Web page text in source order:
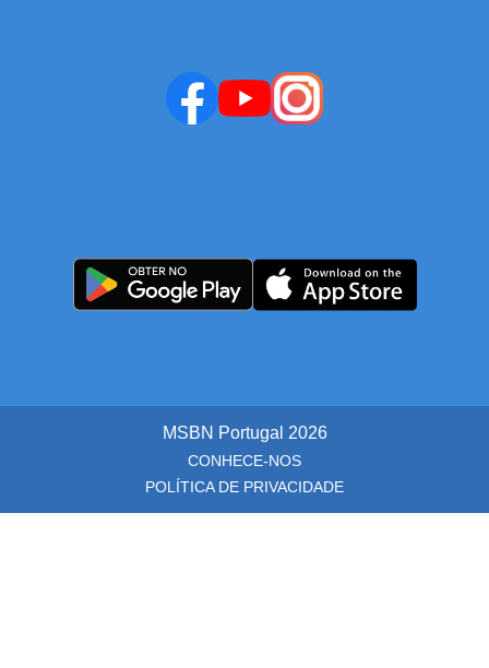
MSBN Portugal 2026
CONHECE-NOS
POLÍTICA DE PRIVACIDADE